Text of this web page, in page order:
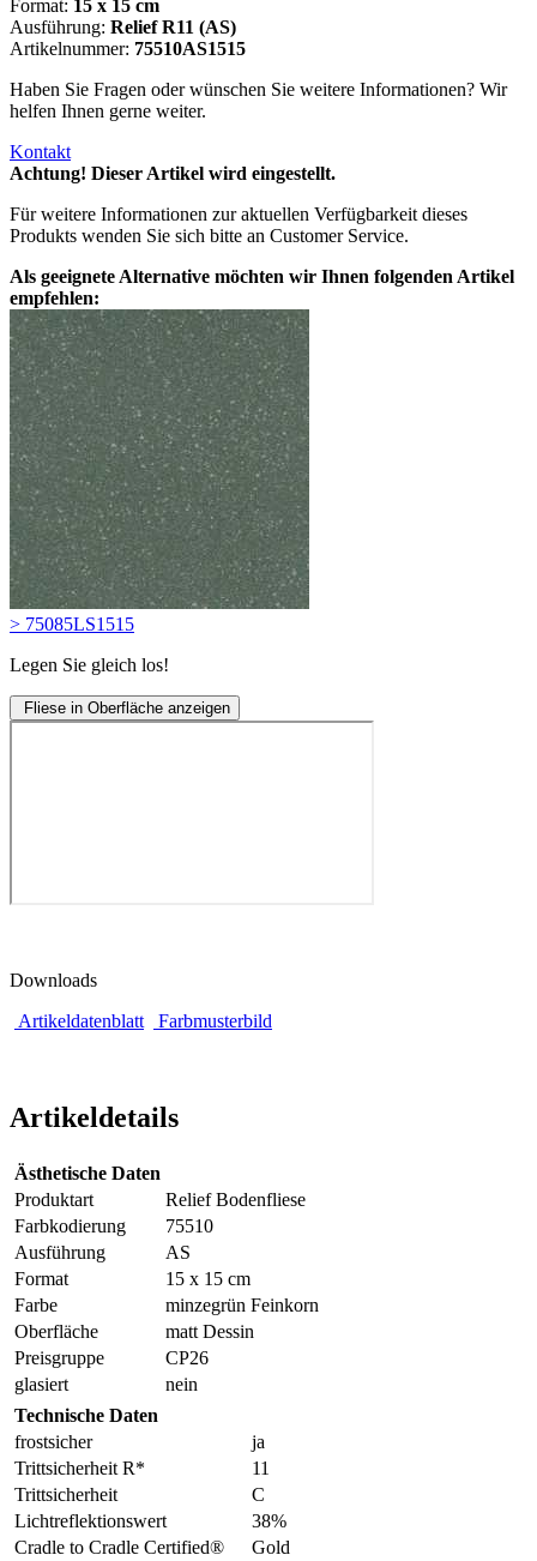
Format: 15 x 15 cm
Ausführung: Relief R11 (AS)
Artikelnummer: 75510AS1515
Haben Sie Fragen oder wünschen Sie weitere Informationen? Wir
helfen Ihnen gerne weiter.
Kontakt
Achtung! Dieser Artikel wird eingestellt.
Für weitere Informationen zur aktuellen Verfügbarkeit dieses
Produkts wenden Sie sich bitte an Customer Service.
Als geeignete Alternative möchten wir Ihnen folgenden Artikel
empfehlen:
> 75085LS1515
Legen Sie gleich los!
Fliese in Oberfläche anzeigen
Downloads
Artikeldatenblatt
Farbmusterbild
Artikeldetails
Ästhetische Daten
Produktart
Relief Bodenfliese
Farbkodierung
75510
Ausführung
AS
Format
15 x 15 cm
Farbe
minzegrün Feinkorn
Oberfläche
matt Dessin
Preisgruppe
CP26
glasiert
nein
Technische Daten
frostsicher
ja
Trittsicherheit R*
11
Trittsicherheit
C
Lichtreflektionswert
38%
Cradle to Cradle Certified®
Gold